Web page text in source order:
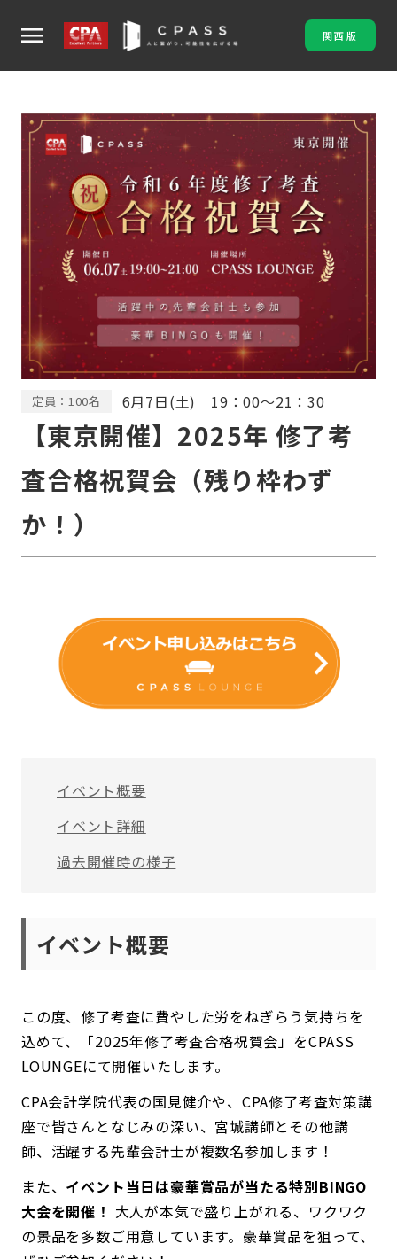
menu 関西版
定員：100名 6月7日(土) 19：00〜21：30
【東京開催】2025年 修了考
査合格祝賀会（残り枠わず
か！）
イベント概要
イベント詳細
過去開催時の様子
イベント概要
この度、修了考査に費やした労をねぎらう気持ちを
込めて、「2025年修了考査合格祝賀会」をCPASS
LOUNGEにて開催いたします。
CPA会計学院代表の国見健介や、CPA修了考査対策講
座で皆さんとなじみの深い、宮城講師とその他講
師、活躍する先輩会計士が複数名参加します！
また、 イベント当日は豪華賞品が当たる特別BINGO
大会を開催！ 大人が本気で盛り上がれる、ワクワク
の景品を多数ご用意しています。豪華賞品を狙って、